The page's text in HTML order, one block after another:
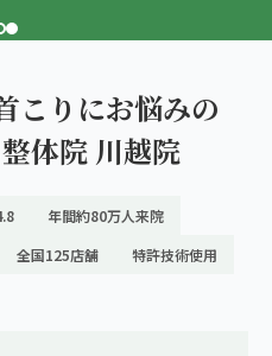
こりにお悩みの
体院 川越院
年間約80万人来院
全国125店舗 特許技術使用